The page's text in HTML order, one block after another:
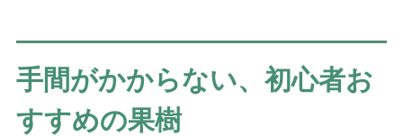
手間がかからない、初心者お
すすめの果樹